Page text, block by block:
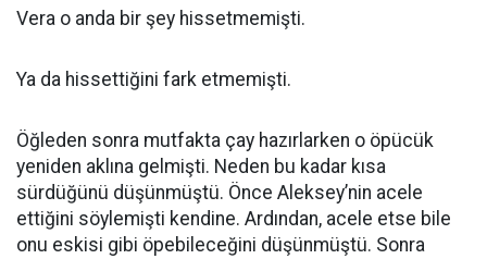
Vera o anda bir şey hissetmemişti.
Ya da hissettiğini fark etmemişti.
Öğleden sonra mutfakta çay hazırlarken o öpücük
yeniden aklına gelmişti. Neden bu kadar kısa
sürdüğünü düşünmüştü. Önce Aleksey’nin acele
ettiğini söylemişti kendine. Ardından, acele etse bile
onu eskisi gibi öpebileceğini düşünmüştü. Sonra